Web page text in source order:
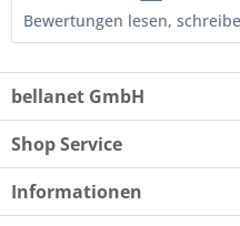
Bewertungen lesen,
bellanet GmbH
Shop Service
Informationen